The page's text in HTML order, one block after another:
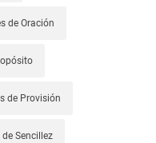
de Oración
de Provisión
de Sencillez